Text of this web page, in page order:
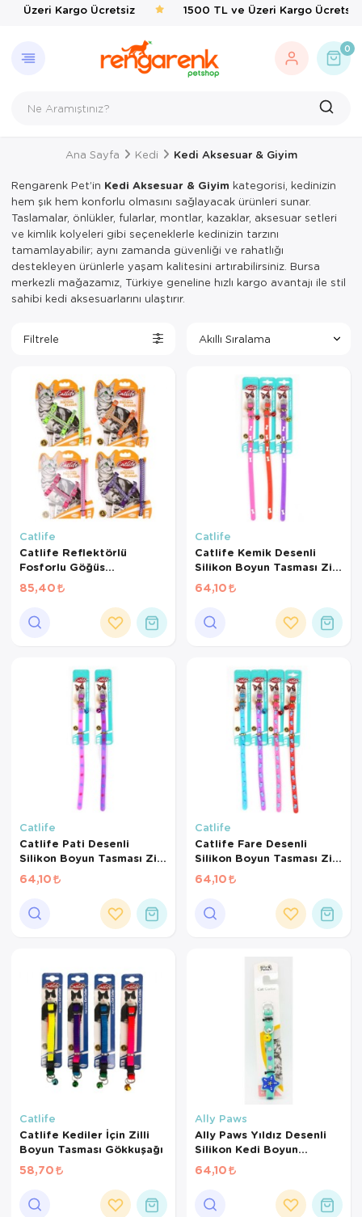
Üzeri Kargo Ücretsiz 1500 TL ve Üzeri Kargo Ücretsiz
0
GERI DÖN
Kedi
KEDI
Kedi Taşıma
Kedi Kumları
Kedi Hijyen &
Kedi
KÖPEK
Kedi
Köpek
Köpek Hijyen
Köpek
KUŞ
Kafes & Yuva
Yem & Kraker
Yemlik &
Evcil Hayvan
EVCIL
Kedi Mama &
Balık
BALIK
Balık Yemleri
Kaplumbağa
Yemler & Ek
Kemirgen
Bakım &
Çevre
ÇEVRE
Haşere
Ana Sayfa Kedi Kedi Aksesuar & Giyim
Rengarenk Pet’in Kedi Aksesuar & Giyim kategorisi, kedinizin
hem şık hem konforlu olmasını sağlayacak ürünleri sunar.
Taslamalar, önlükler, fularlar, montlar, kazaklar, aksesuar setleri
ve kimlik kolyeleri gibi seçeneklerle kedinizin tarzını
tamamlayabilir; aynı zamanda güvenliği ve rahatlığı
destekleyen ürünlerle yaşam kalitesini artırabilirsiniz. Bursa
merkezli mağazamız, Türkiye geneline hızlı kargo avantajı ile stil
sahibi kedi aksesuarlarını ulaştırır.
Filtrele
Catlife
Catlife Reflektörlü
Fosforlu Göğüs
Tasması+Gezdirme
85,40
Catlife
Catlife Kemik Desenli
Silikon Boyun Tasması Zilli
Mix Color
64,10
Catlife
Catlife Pati Desenli
Silikon Boyun Tasması Zilli
Mix Color
64,10
Catlife
Catlife Fare Desenli
Silikon Boyun Tasması Zilli
Mix Color
64,10
Catlife
Catlife Kediler İçin Zilli
Boyun Tasması Gökkuşağı
58,70
Ally Paws
Ally Paws Yıldız Desenli
Silikon Kedi Boyun
Tasması Zilli
64,10